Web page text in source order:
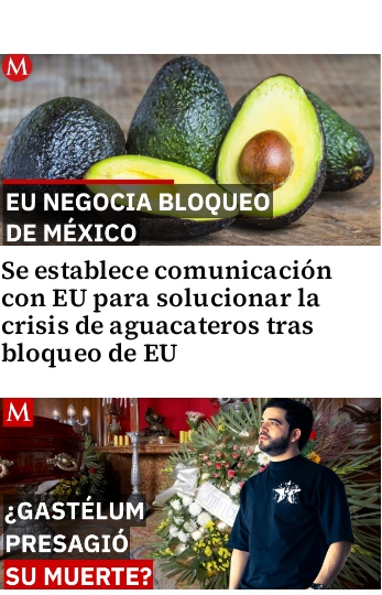
Se establece comunicación
con EU para solucionar la
crisis de aguacateros tras
bloqueo de EU